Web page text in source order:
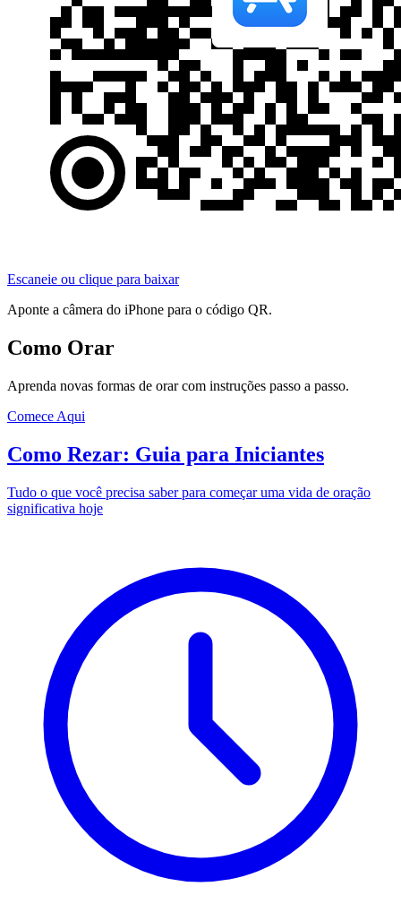
Escaneie ou clique para baixar
Aponte a câmera do iPhone para o código QR.
Como Orar
Aprenda novas formas de orar com instruções passo a passo.
Comece Aqui
Como Rezar: Guia para Iniciantes
Tudo o que você precisa saber para começar uma vida de oração
significativa hoje